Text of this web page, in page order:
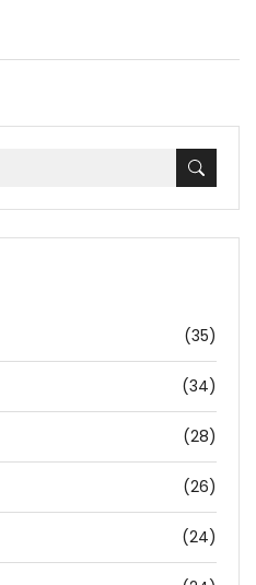
(35)
(34)
(28)
(26)
(24)